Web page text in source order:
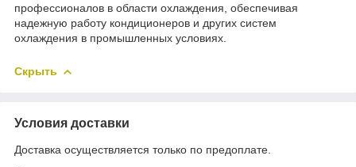
профессионалов в области охлаждения, обеспечивая
надежную работу кондиционеров и других систем
охлаждения в промышленных условиях.
Скрыть
Условия доставки
Доставка осуществляется только по предоплате.